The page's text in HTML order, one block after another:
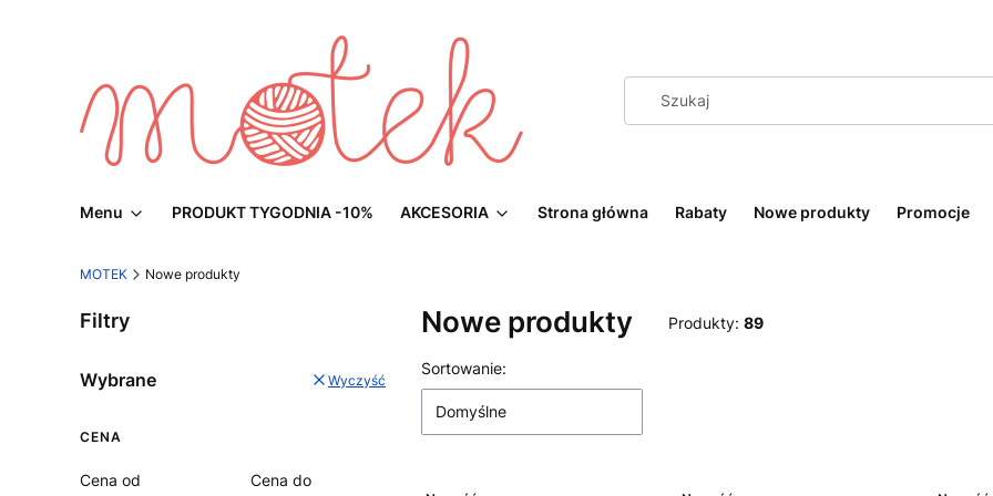
Menu PRODUKT TYGODNIA -10% AKCESORIA Strona główna Rabaty Nowe produkty Promocje
MOTEK Nowe produkty
Filtry
Wybrane Wyczyść
CENA
Cena od
Cena do
Nowe produkty Produkty: 89
Lista produktów
Sortowanie:
Domyślne